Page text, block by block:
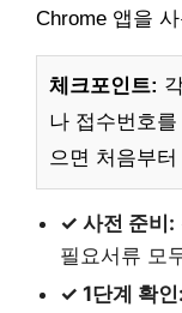
Chrome 앱을
체크포인트:
나 접수번호
으면 처음부
✓ 사전 준비:
필요서류 모
✓ 1단계 확인: